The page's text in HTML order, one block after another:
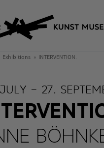
Exhibitions INTERVENTION.
– 27.